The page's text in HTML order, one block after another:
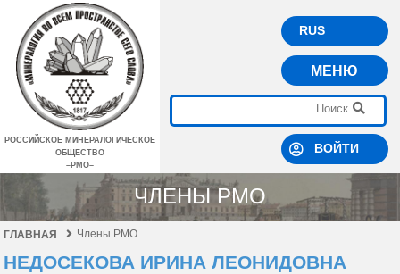
РОССИЙСКОЕ МИНЕРАЛОГИЧЕСКОЕ
ОБЩЕСТВО
–РМО–
RUS
МЕНЮ
ВОЙТИ
ЧЛЕНЫ РМО
ГЛАВНАЯ Члены РМО
НЕДОСЕКОВА ИРИНА ЛЕОНИДОВНА